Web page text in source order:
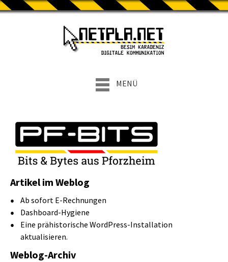
MENÜ
Artikel im Weblog
Ab sofort E-Rechnungen
Dashboard-Hygiene
Eine prähistorische WordPress-Installation
aktualisieren.
Weblog-Archiv